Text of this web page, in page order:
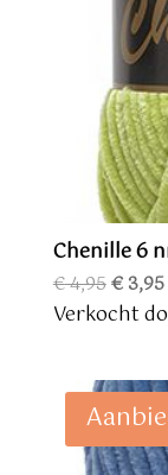
Chenille 6
€4,95
prijs
€3,95
Verkocht